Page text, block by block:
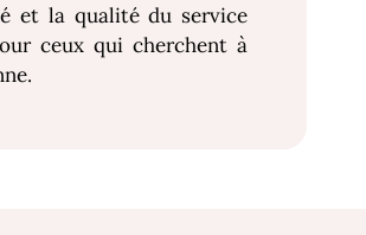
et la qualité du service
ceux qui cherchent à